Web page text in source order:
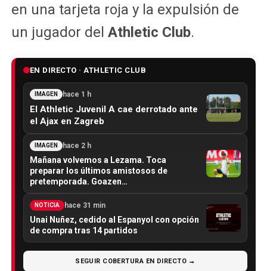
en una tarjeta roja y la expulsión de
un jugador del Athletic Club.
EN DIRECTO · ATHLETIC CLUB
IMAGEN hace 1 h
El Athletic Juvenil A cae derrotado ante
el Ajax en Zagreb
IMAGEN hace 2 h
Mañana volvemos a Lezama. Toca
preparar los últimos amistosos de
pretemporada. Goazen…
NOTICIA hace 31 min
Unai Nuñez, cedido al Espanyol con opción
de compra tras 14 partidos
SEGUIR COBERTURA EN DIRECTO →